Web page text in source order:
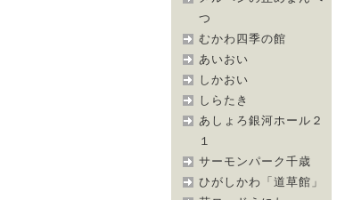
つ
むかわ四季の館
あいおい
しかおい
しらたき
あしょろ銀河ホール２
１
サーモンパーク千歳
ひがしかわ「道草館」